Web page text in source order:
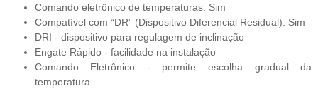
Comando eletrônico de temperaturas: Sim
Compatível com “DR” (Dispositivo Diferencial Residual): Sim
DRI - dispositivo para regulagem de inclinação
Engate Rápido - facilidade na instalação
Comando Eletrônico - permite escolha gradual da
temperatura